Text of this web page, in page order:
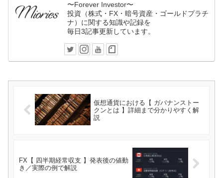
〜Forever Investor〜
投資（株式・FX・暗号資産・ゴールドプラチ
ナ）に関する知識や記録を
毎日3記事更新しています。
仮想通貨における【 ガバナンストー
クンとは 】詳細まで分かりやすく解
説
FX【 四半期経常収支 】発表後の値動
き／実際の例で解説